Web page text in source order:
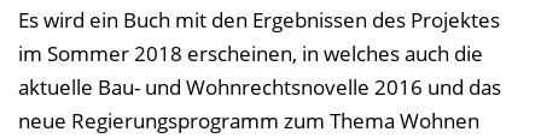
Es wird ein Buch mit den Ergebnissen des Projektes
im Sommer 2018 erscheinen, in welches auch die
aktuelle Bau- und Wohnrechtsnovelle 2016 und das
neue Regierungsprogramm zum Thema Wohnen